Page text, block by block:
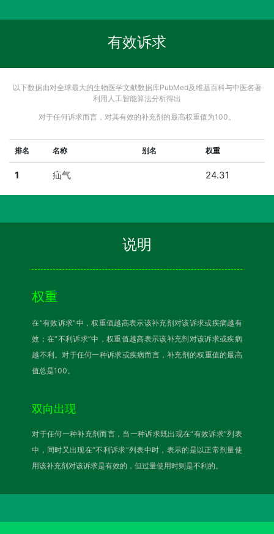
有效诉求
以下数据由对全球最大的生物医学文献数据库PubMed及维基百科与中医名著
利用人工智能算法分析得出
对于任何诉求而言，对其有效的补充剂的最高权重值为100。
排名 名称 别名 权重
1 疝气 24.31
说明
权重
在“有效诉求”中，权重值越高表示该补充剂对该诉求或疾病越有
效；在“不利诉求”中，权重值越高表示该补充剂对该诉求或疾病
越不利。对于任何一种诉求或疾病而言，补充剂的权重值的最高
值总是100。
双向出现
对于任何一种补充剂而言，当一种诉求既出现在“有效诉求”列表
中，同时又出现在“不利诉求”列表中时，表示的是以正常剂量使
用该补充剂对该诉求是有效的，但过量使用时则是不利的。